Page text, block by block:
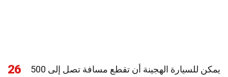
26
يمكن للسيارة الهجينة أن تقطع مسافة تصل إلى 500